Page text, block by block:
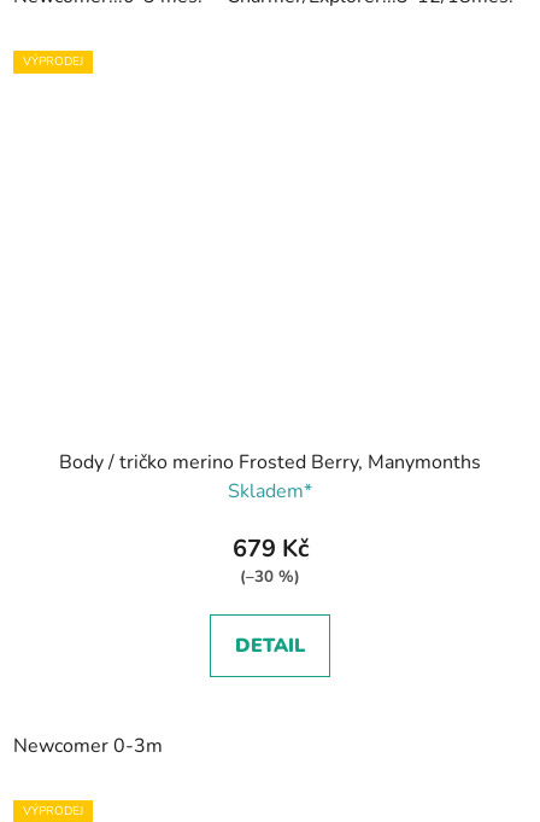
VÝPRODEJ
Body / tričko merino Frosted Berry, Manymonths
Skladem*
679 Kč
(–30 %)
DETAIL
Newcomer 0-3m
VÝPRODEJ